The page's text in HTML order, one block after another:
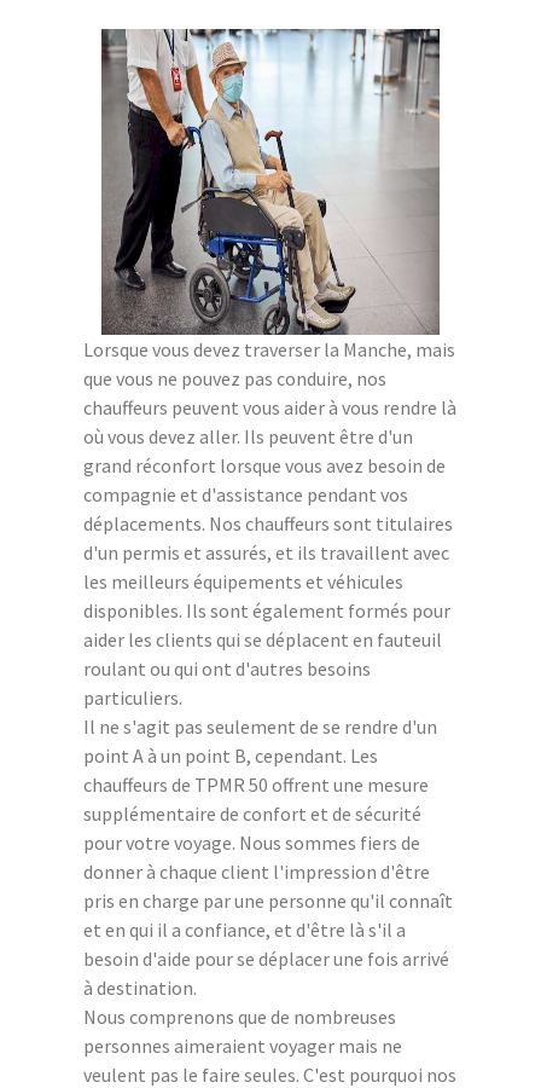
Lorsque vous devez traverser la Manche, mais
que vous ne pouvez pas conduire, nos
chauffeurs peuvent vous aider à vous rendre là
où vous devez aller. Ils peuvent être d'un
grand réconfort lorsque vous avez besoin de
compagnie et d'assistance pendant vos
déplacements. Nos chauffeurs sont titulaires
d'un permis et assurés, et ils travaillent avec
les meilleurs équipements et véhicules
disponibles. Ils sont également formés pour
aider les clients qui se déplacent en fauteuil
roulant ou qui ont d'autres besoins
particuliers.
Il ne s'agit pas seulement de se rendre d'un
point A à un point B, cependant. Les
chauffeurs de TPMR 50 offrent une mesure
supplémentaire de confort et de sécurité
pour votre voyage. Nous sommes fiers de
donner à chaque client l'impression d'être
pris en charge par une personne qu'il connaît
et en qui il a confiance, et d'être là s'il a
besoin d'aide pour se déplacer une fois arrivé
à destination.
Nous comprenons que de nombreuses
personnes aimeraient voyager mais ne
veulent pas le faire seules. C'est pourquoi nos